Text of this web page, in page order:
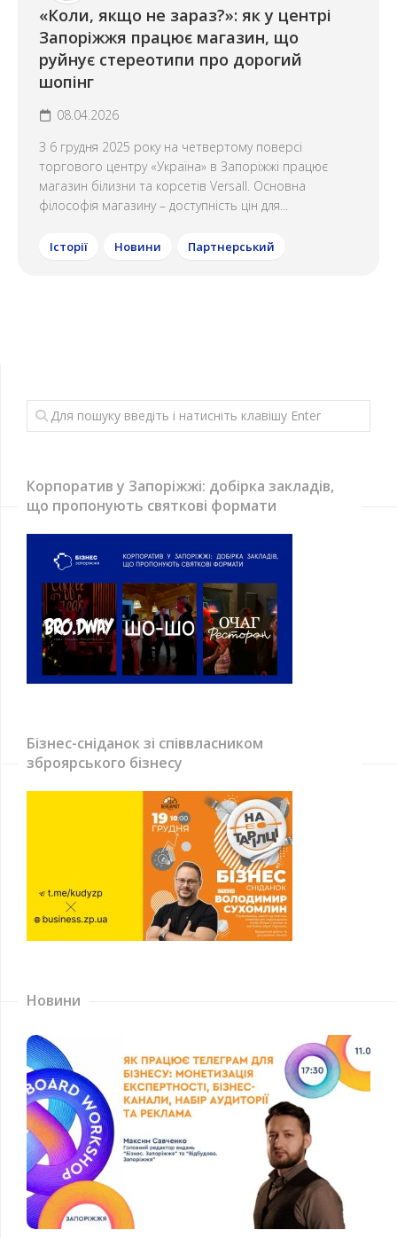
«Коли, якщо не зараз?»: як у центрі
Запоріжжя працює магазин, що
руйнує стереотипи про дорогий
шопінг
08.04.2026
З 6 грудня 2025 року на четвертому поверсі
торгового центру «Україна» в Запоріжжі працює
магазин білизни та корсетів Versall. Основна
філософія магазину – доступність цін для...
Історії Новини Партнерський
Корпоратив у Запоріжжі: добірка закладів,
що пропонують святкові формати
Бізнес-сніданок зі співвласником
зброярського бізнесу
Новини